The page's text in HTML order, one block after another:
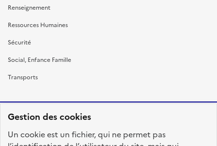
Gestion des cookies
Un cookie est un fichier, qui ne permet pas
Renseignement
Ressources Humaines
Sécurité
Social, Enfance Famille
Transports
FRANÇAISE